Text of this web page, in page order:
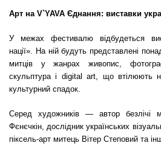
Арт на V`YAVA Єднання: виставки
У межах фестивалю відбудеться
нації». На ній будуть представлені
митців у жанрах живопис,
скульптура і digital art, що втілюють
культурний спадок.
Серед художників — автор безлічі
Фєнєчкін, дослідник українських
піксель-арт митець Вітер Степовий та